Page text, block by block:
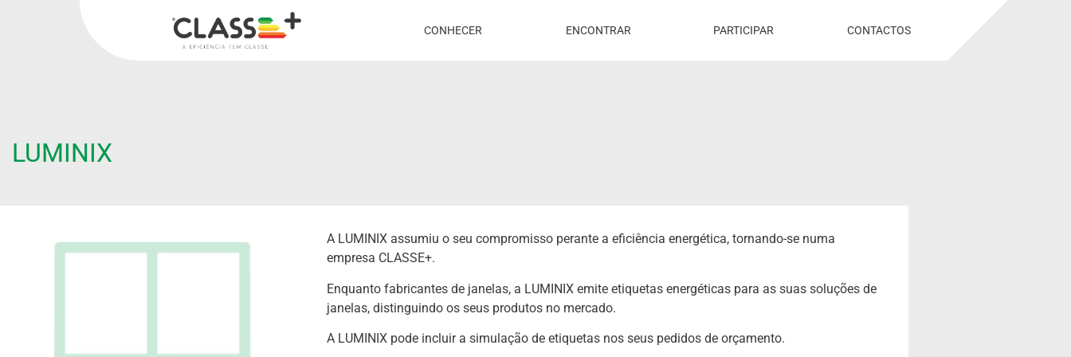
CONHECER ENCONTRAR PARTICIPAR CONTACTOS
LUMINIX
A LUMINIX assumiu o seu compromisso perante a eficiência energética, tornando-se numa
empresa CLASSE+.
Enquanto fabricantes de janelas, a LUMINIX emite etiquetas energéticas para as suas soluções de
janelas, distinguindo os seus produtos no mercado.
A LUMINIX pode incluir a simulação de etiquetas nos seus pedidos de orçamento.